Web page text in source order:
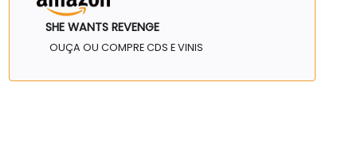
SHE WANTS REVENGE
OUÇA OU COMPRE CDS E VINIS